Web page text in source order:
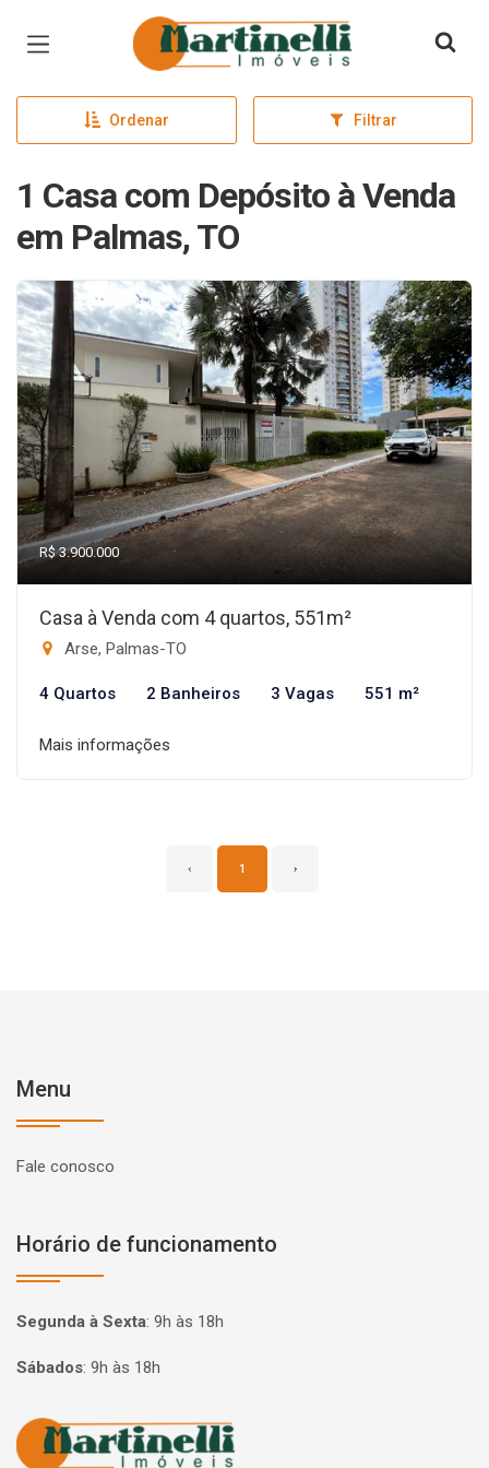
Página inicial
Ordenar Filtrar
1 Casa com Depósito à Venda
em Palmas, TO
R$ 3.900.000
Casa à Venda com 4 quartos, 551m²
Arse, Palmas-TO
4 Quartos 2 Banheiros 3 Vagas 551 m²
Mais informações
‹ 1 ›
Menu
Fale conosco
Horário de funcionamento
Segunda à Sexta: 9h às 18h
Sábados: 9h às 18h
Página inicial